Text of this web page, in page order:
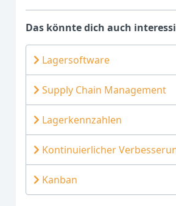
Das könnte dich auch
Lagersoftware
Supply Chain Management
Lagerkennzahlen
Kontinuierlicher
Kanban